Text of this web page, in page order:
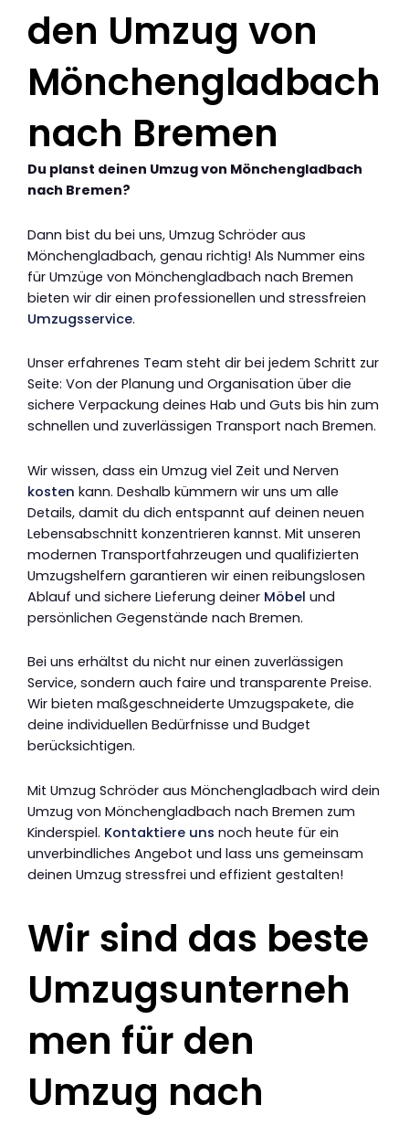
den Umzug von
Mönchengladbach
nach Bremen
Du planst deinen Umzug von Mönchengladbach
nach Bremen?
Dann bist du bei uns, Umzug Schröder aus
Mönchengladbach, genau richtig! Als Nummer eins
für Umzüge von Mönchengladbach nach Bremen
bieten wir dir einen professionellen und stressfreien
Umzugsservice.
Unser erfahrenes Team steht dir bei jedem Schritt zur
Seite: Von der Planung und Organisation über die
sichere Verpackung deines Hab und Guts bis hin zum
schnellen und zuverlässigen Transport nach Bremen.
Wir wissen, dass ein Umzug viel Zeit und Nerven
kosten kann. Deshalb kümmern wir uns um alle
Details, damit du dich entspannt auf deinen neuen
Lebensabschnitt konzentrieren kannst. Mit unseren
modernen Transportfahrzeugen und qualifizierten
Umzugshelfern garantieren wir einen reibungslosen
Ablauf und sichere Lieferung deiner Möbel und
persönlichen Gegenstände nach Bremen.
Bei uns erhältst du nicht nur einen zuverlässigen
Service, sondern auch faire und transparente Preise.
Wir bieten maßgeschneiderte Umzugspakete, die
deine individuellen Bedürfnisse und Budget
berücksichtigen.
Mit Umzug Schröder aus Mönchengladbach wird dein
Umzug von Mönchengladbach nach Bremen zum
Kinderspiel. Kontaktiere uns noch heute für ein
unverbindliches Angebot und lass uns gemeinsam
deinen Umzug stressfrei und effizient gestalten!
Wir sind das beste
Umzugsunterneh
men für den
Umzug nach